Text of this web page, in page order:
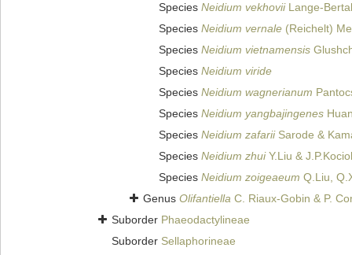
Species Neidium vekhoviiLange-
Species Neidium vernale (Reichelt)
Species Neidium vietnamensis
Species Neidium viride
Species Neidium wagnerianum
Species Neidium yangbajingenes
Species Neidium zafariiSarode &
Species Neidium zhuiY.Liu &
Species Neidium zoigeaeum Q.Liu,
Genus Olifantiella C. Riaux-Gobin & P.
Suborder Phaeodactylineae
Suborder Sellaphorineae